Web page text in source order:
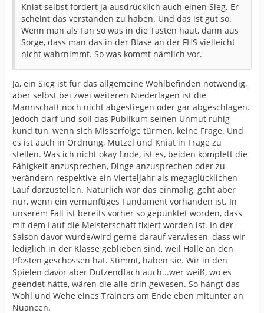
Kniat selbst fordert ja ausdrücklich auch einen Sieg. Er
scheint das verstanden zu haben. Und das ist gut so.
Wenn man als Fan so was in die Tasten haut, dann aus
Sorge, dass man das in der Blase an der FHS vielleicht
nicht wahrnimmt. So was kommt nämlich vor.
Ja, ein Sieg ist für das allgemeine Wohlbefinden notwendig,
aber selbst bei zwei weiteren Niederlagen ist die
Mannschaft noch nicht abgestiegen oder gar abgeschlagen.
Jedoch darf und soll das Publikum seinen Unmut ruhig
kund tun, wenn sich Misserfolge türmen, keine Frage. Und
es ist auch in Ordnung, Mutzel und Kniat in Frage zu
stellen. Was ich nicht okay finde, ist es, beiden komplett die
Fähigkeit anzusprechen, Dinge anzusprechen oder zu
verändern respektive ein Vierteljahr als megaglücklichen
Lauf darzustellen. Natürlich war das einmalig, geht aber
nur, wenn ein vernünftiges Fundament vorhanden ist. In
unserem Fall ist bereits vorher so gepunktet worden, dass
mit dem Lauf die Meisterschaft fixiert worden ist. In der
Saison davor wurde/wird gerne darauf verwiesen, dass wir
lediglich in der Klasse geblieben sind, weil Halle an den
Pfosten geschossen hat. Stimmt, haben sie. Wir in den
Spielen davor aber Dutzendfach auch...wer weiß, wo es
geendet hätte, wären die alle drin gewesen. So hängt das
Wohl und Wehe eines Trainers am Ende eben mitunter an
Nuancen.